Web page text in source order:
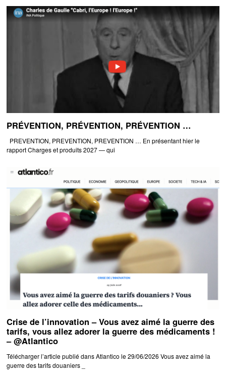
PRÉVENTION, PRÉVENTION, PRÉVENTION …
PREVENTION, PREVENTION, PREVENTION … En présentant hier le
rapport Charges et produits 2027 — qui
Crise de l’innovation – Vous avez aimé la guerre des
tarifs, vous allez adorer la guerre des médicaments !
– @Atlantico
Télécharger l’article publié dans Atlantico le 29/06/2026 Vous avez aimé la
guerre des tarifs douaniers _